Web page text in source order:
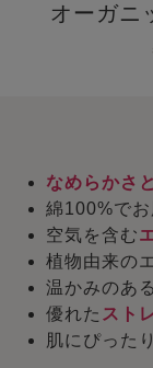
オーガニ
なめらかさ
綿100%で
空気を含む
植物由来の
温かみのあ
優れた スト
肌にぴった